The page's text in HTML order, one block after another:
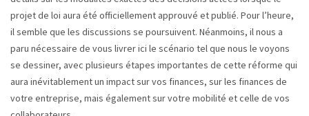
projet de loi aura été officiellement approuvé et publié. Pour l’heure,
il semble que les discussions se poursuivent. Néanmoins, il nous a
paru nécessaire de vous livrer ici le scénario tel que nous le voyons
se dessiner, avec plusieurs étapes importantes de cette réforme qui
aura inévitablement un impact sur vos finances, sur les finances de
votre entreprise, mais également sur votre mobilité et celle de vos